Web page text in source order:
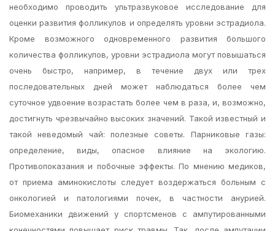
необходимо проводить ультразвуковое исследование для
оценки развития фолликулов и определять уровни эстрадиола.
Кроме возможного одновременного развития большого
количества фолликулов, уровни эстрадиола могут повышаться
очень быстро, например, в течение двух или трех
последовательных дней может наблюдаться более чем
суточное удвоение возрастать более чем в раза, и, возможно,
достигнуть чрезвычайно высоких значений. Такой известный и
такой неведомый чай: полезные советы. Парниковые газы:
определение, виды, опасное влияние на экологию.
Противопоказания и побочные эффекты. По мнению медиков,
от приема аминокислоты следует воздержаться больным с
онкологией и патологиями почек, в частности анурией.
Биомеханики движений у спортсменов с ампутированными